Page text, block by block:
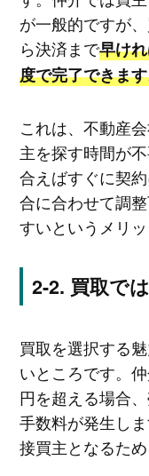
が一般的ですが
ら決済まで早け
度で完了できま
これは、不動産
主を探す時間が
合えばすぐに契
合に合わせて調
すいというメリッ
買取で
買取を選択する
いところです。
円を超える場合
手数料が発生し
接買主となるた